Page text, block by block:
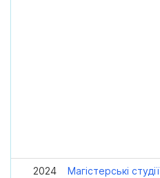
2024
Магістерські студії